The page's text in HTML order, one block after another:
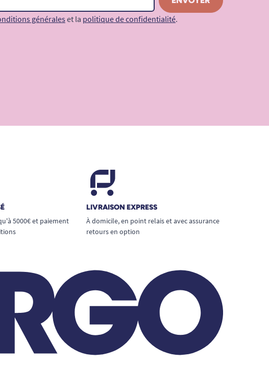
générales et la politique de confidentialité.
5000€ et paiement
LIVRAISON EXPRESS
À domicile, en point relais et avec assurance
retours en option